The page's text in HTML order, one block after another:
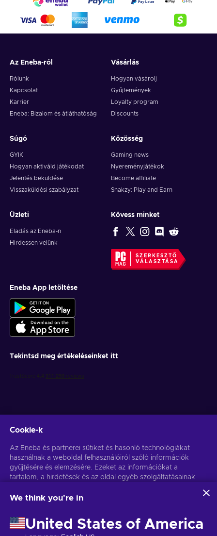
Az Eneba-ról
Rólunk
Kapcsolat
Karrier
Eneba: Bizalom és átláthatóság
Vásárlás
Hogyan vásárolj
Gyűjtemények
Loyalty program
Discounts
Súgó
GYIK
Hogyan aktiváld játékodat
Jelentés beküldése
Visszaküldési szabályzat
Közösség
Gaming news
Nyereményjátékok
Become affiliate
Snakzy: Play and Earn
Üzleti
Eladás az Eneba-n
Hirdessen velünk
Kövess minket
SZERKESZTŐ
VÁLASZTÁSA
Eneba App letöltése
Tekintsd meg értékeléseinket itt
Feliratkozás
You can unsubscribe at any time. Visit Privacy noticefor more
Cookie-k
Az Eneba és partnerei sütiket és hasonló technológiákat
használnak a weboldal felhasználóiról szóló információk
gyűjtésére és elemzésére. Ezeket az információkat a
tartalom, a hirdetések és az oldal egyéb szolgáltatásainak
hirdetések személyre szabásához is felhasználhatjuk.
ahhoz, hogy az Eneba és partnerei ezeket a technológiákat
használják. Hozzájárulását a 'Testreszabás' gombra kattintva
We think you're in
United States of America